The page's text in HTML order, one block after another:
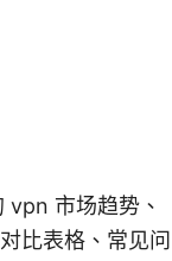
市场趋势、
比表格、常见问